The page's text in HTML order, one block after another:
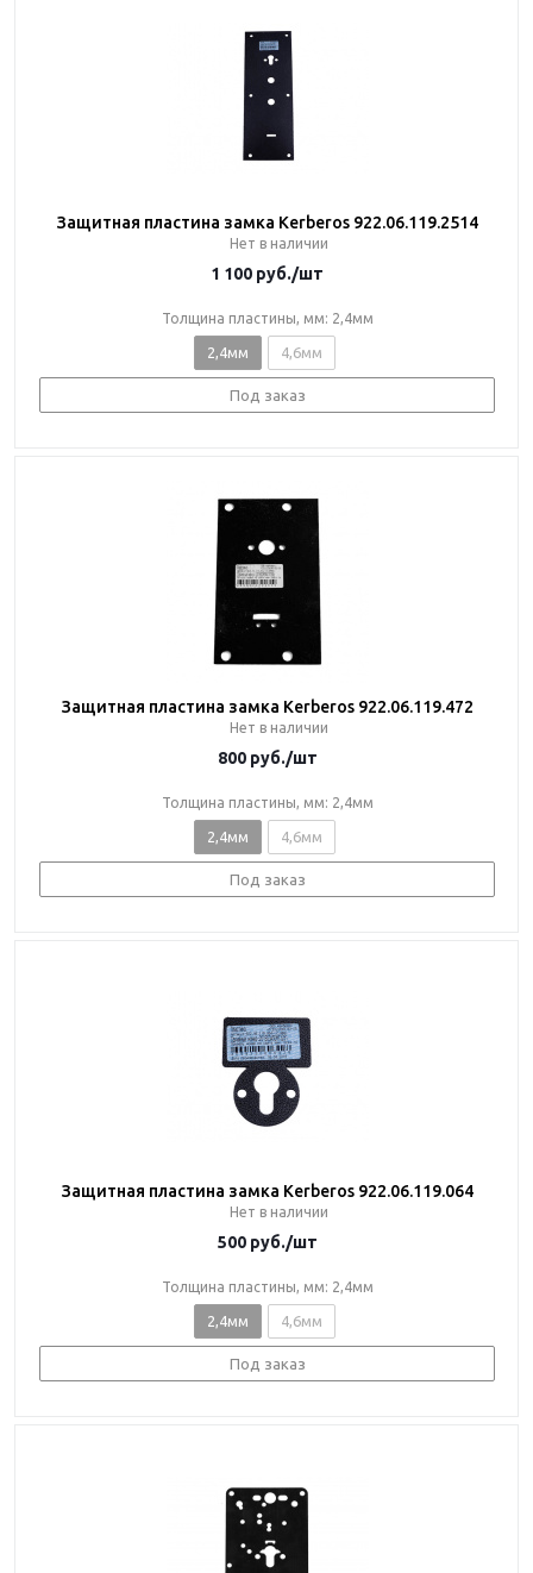
Защитная пластина замка Kerberos 922.06.119.2514
Нет в наличии
1 100 руб./шт
Толщина пластины, мм: 2,4мм
2,4мм 4,6мм
Под заказ
Защитная пластина замка Kerberos 922.06.119.472
Нет в наличии
800руб./шт
Толщина пластины, мм: 2,4мм
2,4мм 4,6мм
Под заказ
Защитная пластина замка Kerberos 922.06.119.064
Нет в наличии
500руб./шт
Толщина пластины, мм: 2,4мм
2,4мм 4,6мм
Под заказ